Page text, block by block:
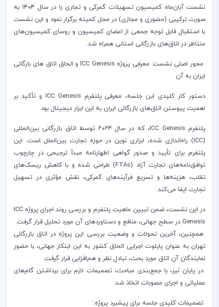
نشست آبان‌ماه کمیسیون تسهیلات گمرکی و تجاری را در سال ۱۴۰۴ به
صورت ترکیبی (حضوری و مجازی) در محل کمیته برگزار نمود و این نشست
با استقبال قابل توجه جمعی از اعضای کمیسیون و روسای کمیسیون‌های
متناظر در اتاق‌های بازرگانی استانی همراه شد.
محور اصلی نشست: معرفی پروژه ICC Genesis و الحاق اتاق های بارگانی
ایران به آن
دستور کار کلیدی این جلسه، معرفی پلتفرم ICC Genesis و تأکید بر
اهمیت پیوستن اتاق‌های بازرگانی ایران به این ابزار دیجیتال بود.
پلتفرم ICC Genesis، که در سال ۲۰۲۴ توسط اتاق بازرگانی بین‌المللی
(ICC) راه‌اندازی شده، ابزاری نوین در حوزه تجارت بین‌الملل است. این
پلتفرم برای تأیید و صدور گواهی اظهارنامه مبدأ ترجیحی در چارچوب
توافق‌نامه‌های تجارت آزاد (FTAs) طراحی شده و با کاهش ریسک‌های
تقلب، هزینه‌ها و تسریع فرآیندهای گمرکی، نقش مؤثری در تسهیل
تجارت ایفا می‌کند.
در این نشست، ضمن تبیین ماهیت پلتفرم و بررسی روند اجرای پروژه ICC
Genesis در سطح جهانی، منافع و دستاوردهای آن مورد تحلیل قرار گرفت.
همچنین، آخرین تحولات و وضعیت بررسی این پروژه در اتاق بازرگانی
تهران به عنوان پایلوت اجرایی الحاق کشور به این ابتکار جهانی، با حضور
نمایندگان آن اتاق مورد بحث، تبادل نظر و هم‌افزایی قرار گرفت.
در پایان نیز، با جمع‌بندی مباحث، تصمیمات لازم برای برداشتن گام‌های
عملیاتی و اجرای مصوبات اتخاذ شد.
تصمیمات کلیدی جلسه برای پیشبرد پروژه: